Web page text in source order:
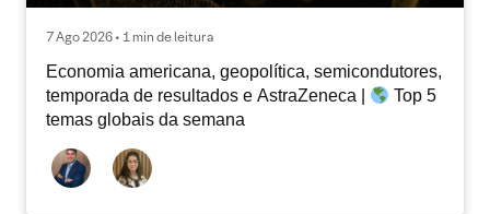
7 Ago 2026 • 1 min de leitura
Economia americana, geopolítica, semicondutores,
temporada de resultados e AstraZeneca |
Top 5
temas globais da semana